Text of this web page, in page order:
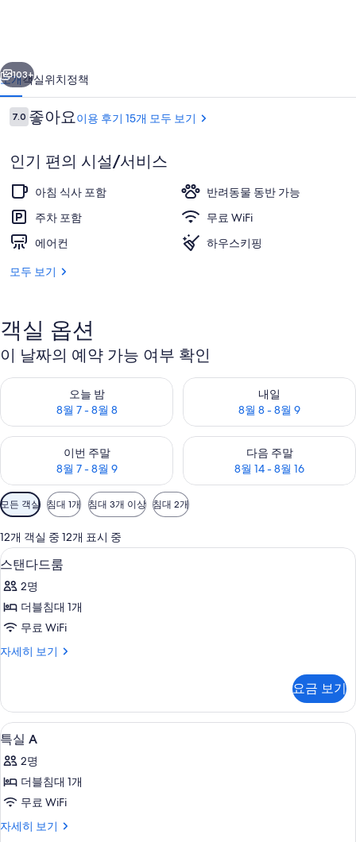
사
진
갤
리
숙박 시설 정면 - 저녁/밤
다음
103+
소개객실위치정책
이
용
기
7.010점 만점 중 7.0점.
좋아요이용 후기 15개 모두 보기
인기 편의 시설/서비스
아침 식사 포함
반려동물 동반 가능
주차 포함
무료 WiFi
에어컨
하우스키핑
모두 보기
객실 옵션
이 날짜의 예약 가능 여부 확인
오늘 밤
8월 7 - 8월 8
오늘 밤 예약 가능 여부 확인, 8월 7 - 8월 8
내일
8월 8 - 8월 9
내일 예약 가능 여부 확인, 8월
이번 주말
8월 7 - 8월 9
이번 주말 예약 가능 여부 확인, 8월 7 - 8월 9
다음 주말
8월 14 - 8월 16
다음 주말 예약 가능 여부 확인,
객
실
에
사
용
가
능
한
터
모든 객실 침대 1개 침대 3개 이상 침대 2개
12개 객실 중 12개 표시 중
스
탠
다
드
사
모
두
보
기
8
스탠다드룸
2명
더블침대 1개
무료 WiFi
자세히 보기
스
룸
자
세
히
보
기
요금 보기
특
실
A
사
진
모
6
특실 A
2명
더블침대 1개
무료 WiFi
자세히 보기
특